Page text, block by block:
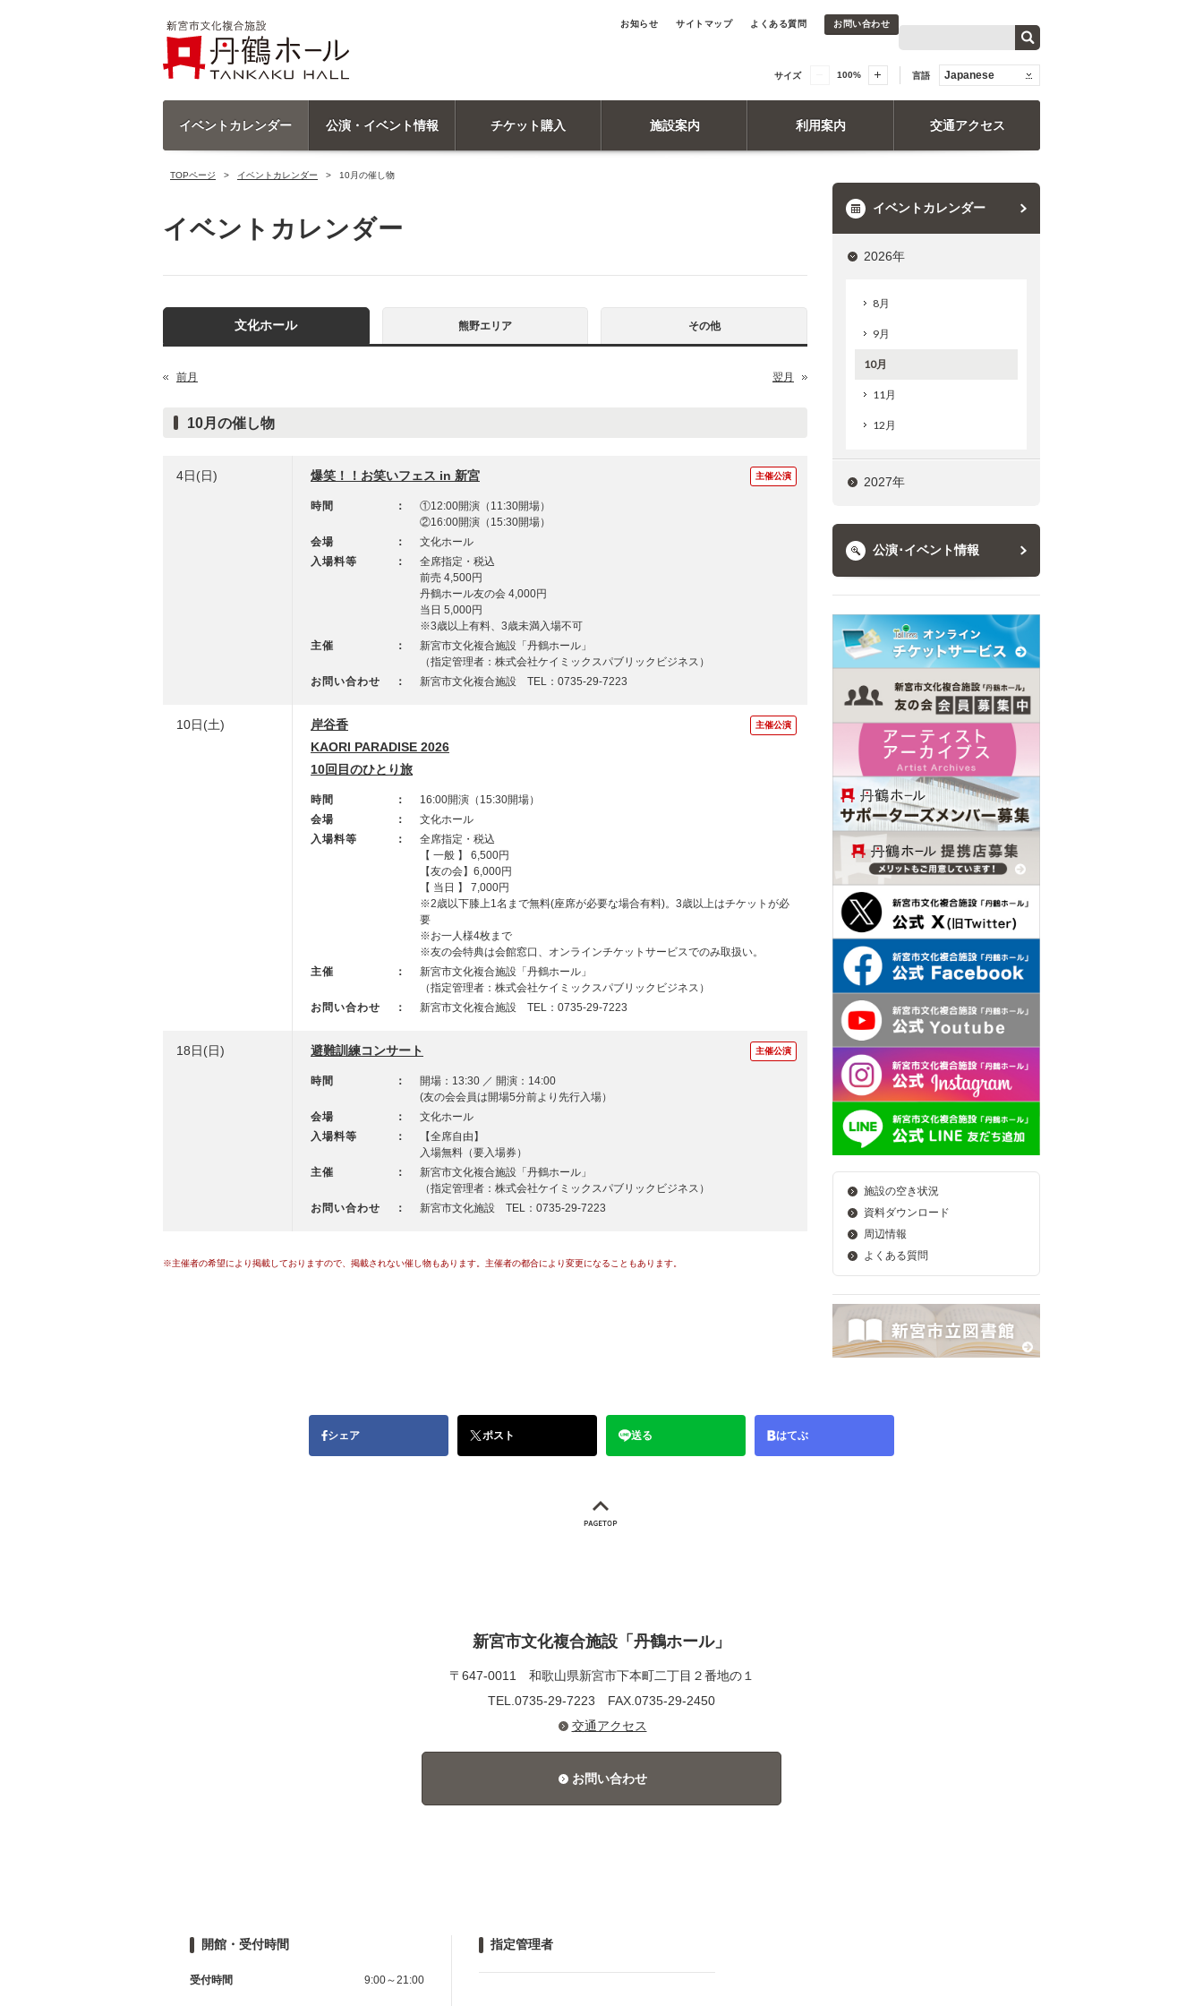
お知らせ サイトマップ よくある質問 お問い合わせ
サイズ 100% 言語 Japanese
イベントカレンダー 公演・イベント情報 チケット購入 施設案内 利用案内 交通アクセス
TOPページ イベントカレンダー 10月の催し物
イベントカレンダー
文化ホール 熊野エリア その他
翌月
前月
10月の催し物
4日(日) 爆笑！！お笑いフェス in 新宮 主催公演
時間 ：
①12:00開演（11:30開場）
②16:00開演（15:30開場）
会場
：
文化ホール
入場料等
：
全席指定・税込
前売 4,500円
丹鶴ホール友の会 4,000円
当日 5,000円
※3歳以上有料、3歳未満入場不可
主催
：
新宮市文化複合施設「丹鶴ホール」
（指定管理者：株式会社ケイミックスパブリックビジネス）
お問い合わせ
： 新宮市文化複合施設 TEL：0735-29-7223
10日(土)
岸谷香
KAORI PARADISE 2026
10回目のひとり旅
主催公演
時間 ：
16:00開演（15:30開場）
会場
：
文化ホール
入場料等
：
全席指定・税込
【 一般 】 6,500円
【友の会】6,000円
【 当日 】 7,000円
※2歳以下膝上1名まで無料(座席が必要な場合有料)。3歳以上はチケットが必
要
※お一人様4枚まで
※友の会特典は会館窓口、オンラインチケットサービスでのみ取扱い。
主催
：
新宮市文化複合施設「丹鶴ホール」
（指定管理者：株式会社ケイミックスパブリックビジネス）
お問い合わせ
： 新宮市文化複合施設 TEL：0735-29-7223
18日(日) 避難訓練コンサート 主催公演
時間 ：
開場：13:30 ／ 開演：14:00
(友の会会員は開場5分前より先行入場）
会場
：
文化ホール
入場料等
：
【全席自由】
入場無料（要入場券）
主催
：
新宮市文化複合施設「丹鶴ホール」
（指定管理者：株式会社ケイミックスパブリックビジネス）
お問い合わせ
： 新宮市文化施設 TEL：0735-29-7223
※主催者の希望により掲載しておりますので、掲載されない催し物もあります。主催者の都合により変更になることもあります。
イベントカレンダー
2026年
8月
9月
10月
11月
12月
2027年
公演･イベント情報
施設の空き状況
資料ダウンロード
周辺情報
よくある質問
シェア ポスト 送る はてぶ
新宮市文化複合施設「丹鶴ホール」
〒647-0011 和歌山県新宮市下本町二丁目２番地の１
TEL.0735-29-7223 FAX.0735-29-2450
交通アクセス
お問い合わせ
開館・受付時間
受付時間 9:00～21:00
指定管理者